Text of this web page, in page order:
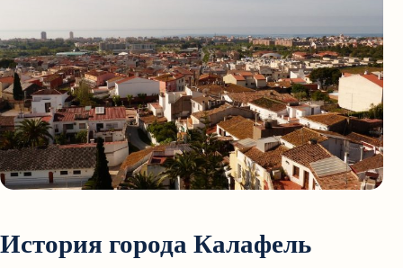
История города Калафель